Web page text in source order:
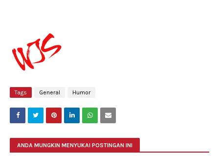
Tags General Humor
ANDA MUNGKIN MENYUKAI POSTINGAN INI